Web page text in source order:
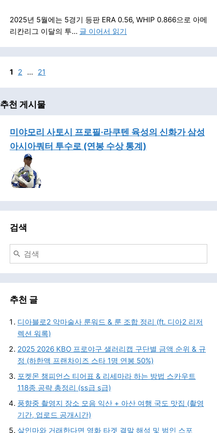
2025년 5월에는 5경기 등판 ERA 0.56, WHIP 0.866으로 아메
리칸리그 이달의 투… 글 이어서 읽기
1 2 … 21
추천 게시물
미야모리 사토시 프로필·라쿠텐 육성의 신화가 삼성
아시아쿼터 투수로 (연봉 수상 통계)
검색
추천 글
디아블로2 악마술사 룬워드 & 룬 조합 정리 (ft. 디아2 리저
렉션 워록)
2025 2026 KBO 프로야구 샐러리캡 구단별 금액 순위 & 규
정 (하한액 프랜차이즈 스타 1명 연봉 50%)
포켓몬 챔피언스 티어표 & 리세마라 하는 방법 스카우트
118종 공략 총정리 (ss급 s급)
풍향중 촬영지 장소 모음 익산 + 아산 여행 국도 맛집 (촬영
기간, 업로드 공개시간)
살인마와 거래한다면 영화 타겟 결말 해석 및 범인 스포